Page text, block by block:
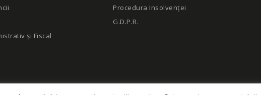
și Fiscal
Procedura Insolvenței
G.D.P.R.